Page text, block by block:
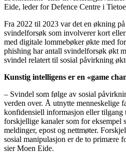
Eide, leder for Defence Centre i
Fra 2022 til 2023 var det en økning
svindelforsøk som involverer kort
med digitale lommebøker økte med
phishing har antall svindelforsøk økt
svindel relatert til sosial påvirkning
Kunstig intelligens er en «game
– Svindel som følge av sosial
verden over. Å utnytte menneskelige
konfidensiell informasjon eller tilgang
forskjellige kanaler som for eksempel
meldinger, epost og nettmøter.
sosial manipulasjon er de to primære
sier Moen Eide.